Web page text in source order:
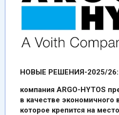
НОВЫЕ РЕШЕНИЯ-2025/26:
компания ARGO-HYTOS
в качестве экономичного
которое крепится на